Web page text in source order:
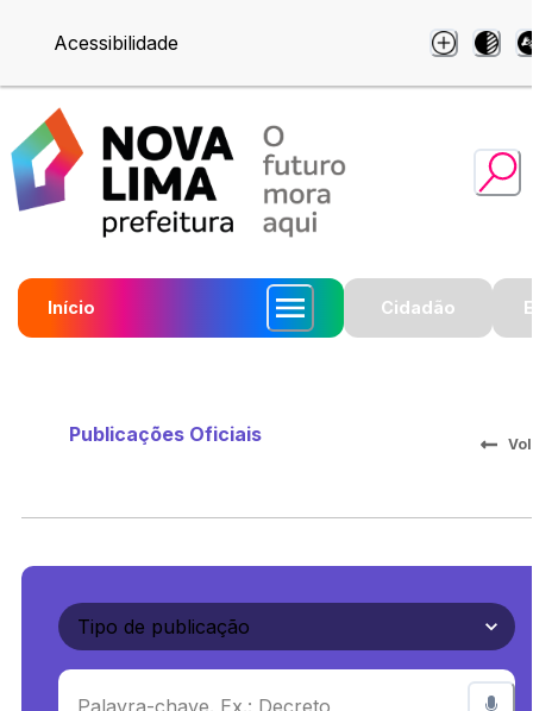
Acessibilidade
Início Cidadão
Publicações Oficiais